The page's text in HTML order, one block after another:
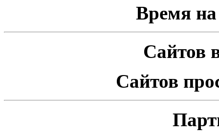
Время на
Сайтов
Сайтов